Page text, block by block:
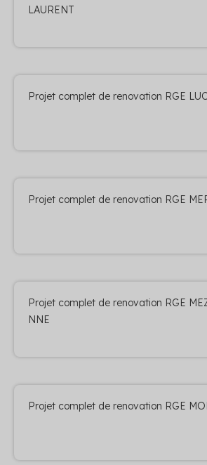
LAURENT
Projet complet de renovation RGE
Projet complet de renovation RGE
Projet complet de renovation RGE
NNE
Projet complet de renovation RGE